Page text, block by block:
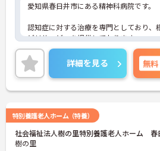
愛知県春日井市にある精神科病院です。
認知症に対する治療を専門としており、
ビリサービスを提供しております。
セラピストだけでなく、医師や看護師な
の方々との関わりもある為、様々な経験
できます。
も充実しているのも魅力的ですね♪
また精神科病院ですが、認知症の方が多
りする方もいないので安心して勤務できま
詳細を見る 無料
特別養護老人ホーム（特養）
社会福祉法人樹の里特別養護老人ホーム 春
樹の里